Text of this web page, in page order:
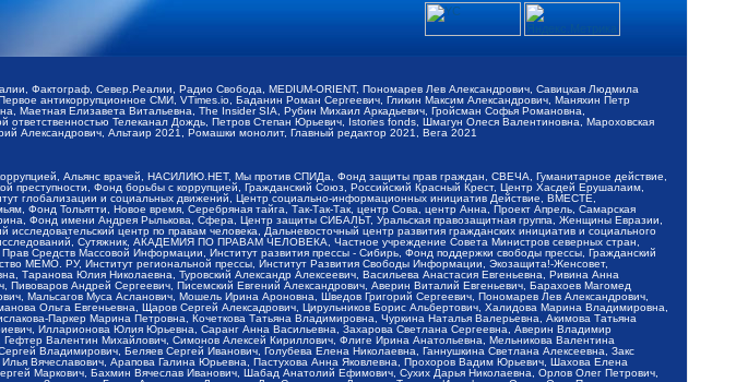
Фактограф, Север.Реалии, Радио Свобода, MEDIUM-ORIENT, Пономарев Лев Александрович, Савицкая Людмила
антикоррупционное СМИ, VTimes.io, Баданин Роман Сергеевич, Гликин Максим Александрович, Маняхин Петр
Елизавета Витальевна, The Insider SIA, Рубин Михаил Аркадьевич, Гройсман Софья Романовна,
Телеканал Дождь, Петров Степан Юрьевич, Istories fonds, Шмагун Олеся Валентиновна, Мароховская
Александрович, Альтаир 2021, Ромашки монолит, Главный редактор 2021, Вега 2021
Альянс врачей, НАСИЛИЮ.НЕТ, Мы против СПИДа, Фонд защиты прав граждан, СВЕЧА, Гуманитарное действие,
преступности, Фонд борьбы с коррупцией, Гражданский Союз, Российский Красный Крест, Центр Хасдей Ерушалаим,
глобализации и социальных движений, Центр социально-информационных инициатив Действие, ВМЕСТЕ,
Фонд Тольятти, Новое время, Серебряная тайга, Так-Так-Так, центр Сова, центр Анна, Проект Апрель, Самарская
Фонд имени Андрея Рылькова, Сфера, Центр защиты СИБАЛЬТ, Уральская правозащитная группа, Женщины Евразии,
центр по правам человека, Дальневосточный центр развития гражданских инициатив и социального
Сутяжник, АКАДЕМИЯ ПО ПРАВАМ ЧЕЛОВЕКА, Частное учреждение Совета Министров северных стран,
Средств Массовой Информации, Институт развития прессы - Сибирь, Фонд поддержки свободы прессы, Гражданский
МЕМО. РУ, Институт региональной прессы, Институт Развития Свободы Информации, Экозащита!-Женсовет,
Таранова Юлия Николаевна, Туровский Александр Алексеевич, Васильева Анастасия Евгеньевна, Ривина Анна
Андрей Сергеевич, Писемский Евгений Александрович, Аверин Виталий Евгеньевич, Барахоев Магомед
Мальсагов Муса Асланович, Мошель Ирина Ароновна, Шведов Григорий Сергеевич, Пономарев Лев Александрович,
Ольга Евгеньевна, Щаров Сергей Алексадрович, Цирульников Борис Альбертович, Халидова Марина Владимировна,
Паркер Марина Петровна, Кочеткова Татьяна Владимировна, Чуркина Наталья Валерьевна, Акимова Татьяна
Илларионова Юлия Юрьевна, Саранг Анна Васильевна, Захарова Светлана Сергеевна, Аверин Владимир
Валентин Михайлович, Симонов Алексей Кириллович, Флиге Ирина Анатольевна, Мельникова Валентина
Владимирович, Беляев Сергей Иванович, Голубева Елена Николаевна, Ганнушкина Светлана Алексеевна, Закс
Вячеславович, Арапова Галина Юрьевна, Пастухова Анна Яковлевна, Прохоров Вадим Юрьевич, Шахова Елена
Маркович, Бахмин Вячеслав Иванович, Шабад Анатолий Ефимович, Сухих Дарья Николаевна, Орлов Олег Петрович,